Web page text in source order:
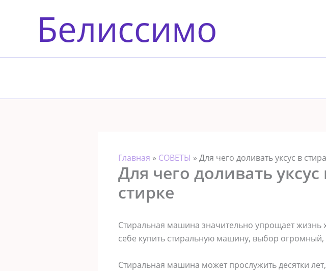
содержимомуБелиссимо
Главная » СОВЕТЫ » Для чего доливать уксус в
Для чего доливать
стирке
Стиральная машина значительно упрощает
себе купить стиральную машину, выбор
Стиральная машина может прослужить десятки